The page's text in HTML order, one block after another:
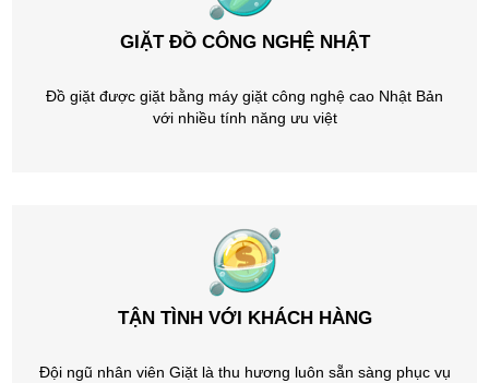
GIẶT ĐỒ CÔNG NGHỆ NHẬT
Đồ giặt được giặt bằng máy giặt công nghệ cao Nhật Bản
với nhiều tính năng ưu việt
TẬN TÌNH VỚI KHÁCH HÀNG
Đội ngũ nhân viên Giặt là thu hương luôn sẵn sàng phục vụ